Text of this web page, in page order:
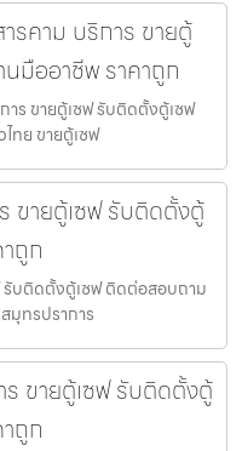
รคาม บริการ ขายตู้
มืออาชีพ ราคาถูก
าร ขายตู้เซฟ รับติดตั้งตู้เซฟ
ทย ขายตู้เซฟ
ขายตู้เซฟ รับติดตั้งตู้
ถูก
รับติดตั้งตู้เซฟ ติดต่อสอบถาม
มุทรปราการ
ขายตู้เซฟ รับติดตั้งตู้
ถูก